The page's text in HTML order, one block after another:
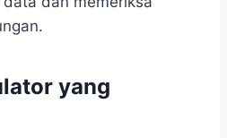
yang